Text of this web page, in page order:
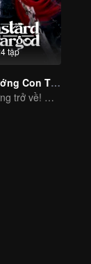
tập
Thần Tướng Con Thứ
Thần tướng trở về! Mưu quyền diệt gian, giành lại chân ái.